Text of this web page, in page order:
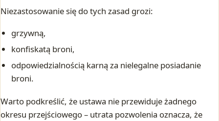
Niezastosowanie się do tych zasad grozi:
grzywną,
konfiskatą broni,
odpowiedzialnością karną za nielegalne posiadanie
broni.
Warto podkreślić, że ustawa nie przewiduje żadnego
okresu przejściowego – utrata pozwolenia oznacza, że